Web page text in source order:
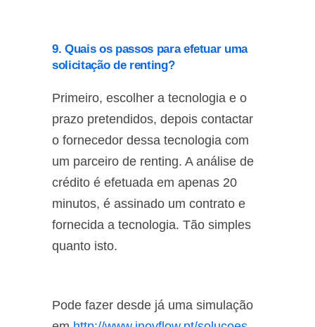
9. Quais os passos para efetuar uma
solicitação de renting?
Primeiro, escolher a tecnologia e o
prazo pretendidos, depois contactar
o fornecedor dessa tecnologia com
um parceiro de renting. A análise de
crédito é efetuada em apenas 20
minutos, é assinado um contrato e
fornecida a tecnologia. Tão simples
quanto isto.
Pode fazer desde já uma simulação